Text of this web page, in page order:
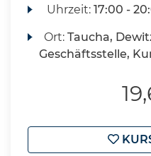
Uhrzeit:17:00 -
Ort:Taucha,
Geschäftsstelle,